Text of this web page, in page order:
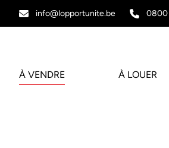
info@lopportunite.be 0800
À VENDRE À LOUER